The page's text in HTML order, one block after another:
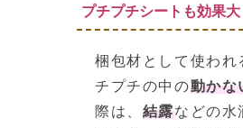
プチプチシートも効果大
梱包材として使われ
チプチの中の動かな
際は、 結露などの水